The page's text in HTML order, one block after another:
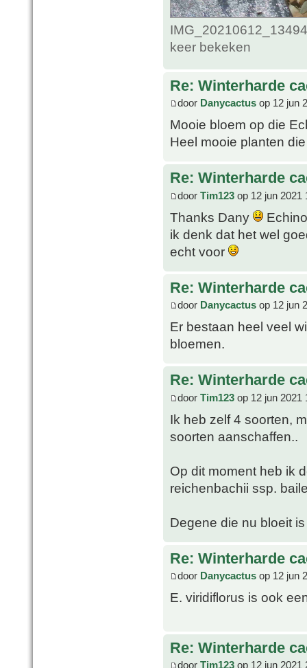
keer bekeken
Re: Winterharde
door Danycactus op 12 jun
Mooie bloem op die
Heel mooie planten
Re: Winterharde
door Tim123 op 12 jun 2021
Thanks Dany
ik denk dat het wel
echt voor
Re: Winterharde
door Danycactus op 12 jun
Er bestaan heel veel
bloemen.
Re: Winterharde
door Tim123 op 12 jun 2021
Ik heb zelf 4 soorten,
soorten aanschaffen..
Op dit moment heb ik
reichenbachii ssp.
Degene die nu bloeit
Re: Winterharde
door Danycactus op 12 jun
E. viridiflorus is ook
Re: Winterharde
door Tim123 op 12 jun 2021